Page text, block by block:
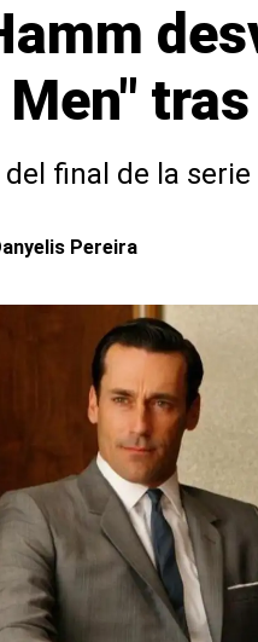
del final de la
Pereira